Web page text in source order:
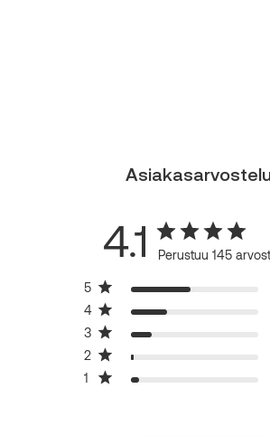
4.1 Perustuu 145
5
4
3
2
1